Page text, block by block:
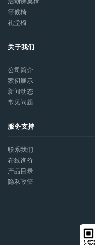
等候椅
礼堂椅
关于我们
公司简介
案例展示
新闻动态
常见问题
服务支持
联系我们
在线询价
产品目录
隐私政策